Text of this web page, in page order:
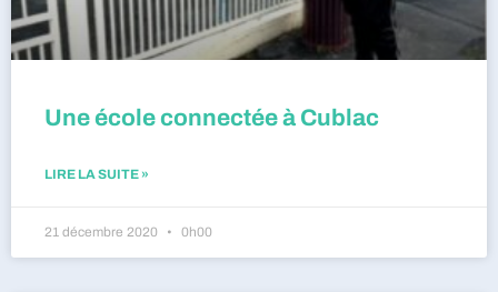
Une école connectée à Cublac
LIRE LA SUITE »
21 décembre 2020 0h00